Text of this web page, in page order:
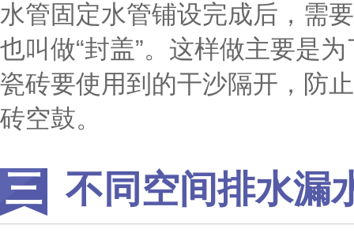
水管固定水管铺设完成后，需
也叫做“封盖”。这样做主要是
瓷砖要使用到的干沙隔开，防
砖空鼓。
不同空间排水漏